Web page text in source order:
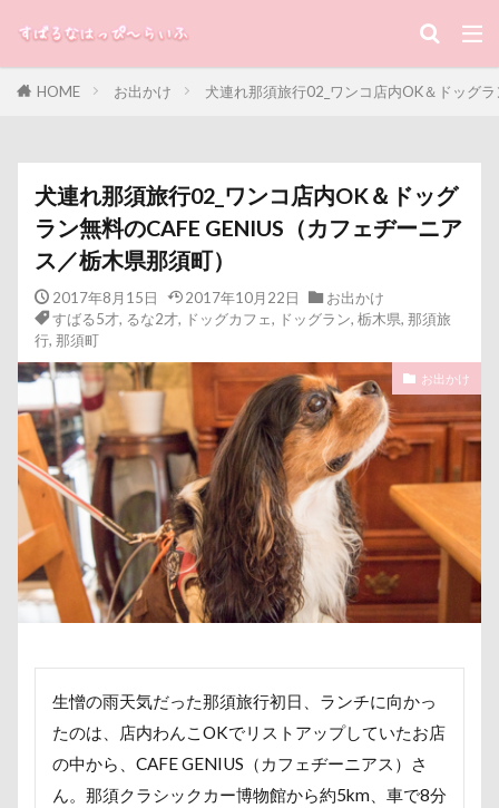
HOME お出かけ 犬連れ那須旅行02_ワンコ店内OK＆ドッグ
犬連れ那須旅行02_ワンコ店内OK＆ドッグ
ラン無料のCAFE GENIUS（カフェヂーニア
ス／栃木県那須町）
2017年8月15日 2017年10月22日
お出かけ
すばる5才, るな2才, ドッグカフェ, ドッグラン, 栃木県, 那須旅
行, 那須町
お出かけ
生憎の雨天気だった那須旅行初日、ランチに向かっ
たのは、店内わんこOKでリストアップしていたお店
の中から、CAFE GENIUS（カフェヂーニアス）さ
ん。那須クラシックカー博物館から約5km、車で8分
カテゴリー
タグ
100円ショップ 写真パネル 前橋市
出没！アド街ック天国
写真加工
動物殺処分ゼロ 八重桜
優玖（はるく）くん
優しい 働くおじさん
動物病院
保護犬 去勢手術 同胎
吉野家
叱るの忘れてシャッター切る
叱られた
取りあい
博物館 北海道直送
南相馬鹿島SA
千里浜なぎさドライブウェイ
千葉県
千本松牧場
北軽井沢
倶利伽羅峠 保水効果
三
丘を越えて
世界平和 世界の名犬牧場
不貞寝
三井アウトレットパーク
万座毛
万が一の備え
ヴィーナスフォート
ヴィンテージ
ワークショップ
中島フィールズ
中瀬公園
來夢（らいむ）ちゃん
作品レビューコメント
体重 体調不良
佐久穂